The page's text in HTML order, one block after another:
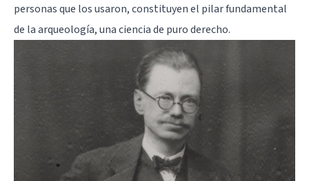
personas que los usaron, constituyen el pilar fundamental
de la arqueología, una ciencia de puro derecho.